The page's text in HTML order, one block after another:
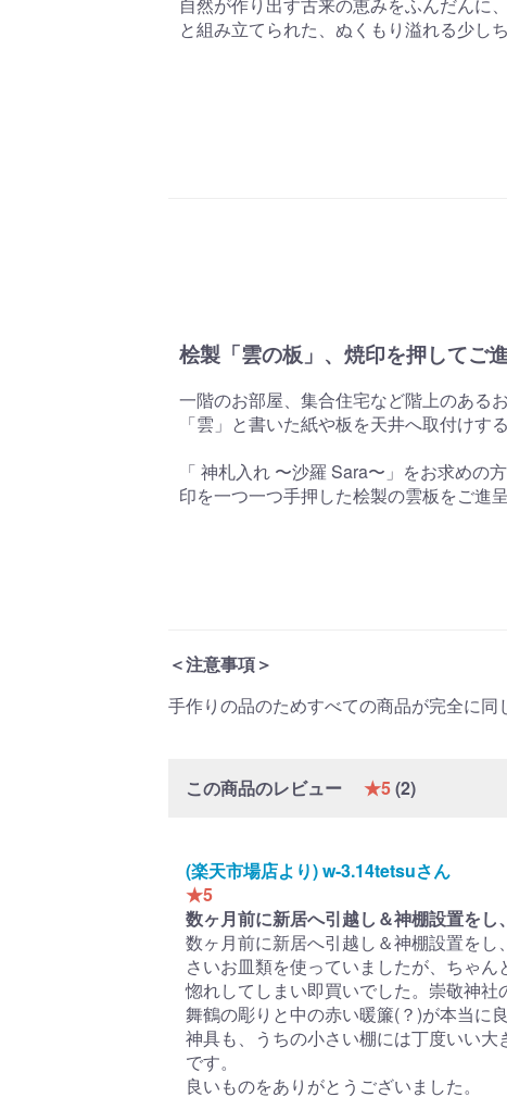
自然が作り出す古来の恵みをふんだんに
と組み立てられた、ぬくもり溢れる少し
桧製「雲の板」、焼印を押してご
一階のお部屋、集合住宅など階上のある
「雲」と書いた紙や板を天井へ取付けす
「 神札入れ 〜沙羅 Sara〜」をお求めの
印を一つ一つ手押した桧製の雲板をご進呈
＜注意事項＞
手作りの品のためすべての商品が完全に同
この商品のレビュー ★5(2)
(楽天市場店より) w-3.14tetsuさん
★5
数ヶ月前に新居へ引越し＆神棚設置をし、
数ヶ月前に新居へ引越し＆神棚設置を
さいお皿類を使っていましたが、ちゃ
惚れしてしまい即買いでした。崇敬神社
舞鶴の彫りと中の赤い暖簾(？)が本当に良
神具も、うちの小さい棚には丁度いい
です。
良いものをありがとうございました。